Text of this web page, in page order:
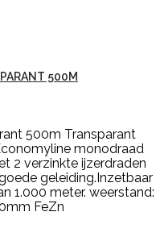
500M
500m Transparant
monodraad
2 verzinkte ijzerdraden
geleiding.Inzetbaar
1.000 meter. weerstand:
FeZn